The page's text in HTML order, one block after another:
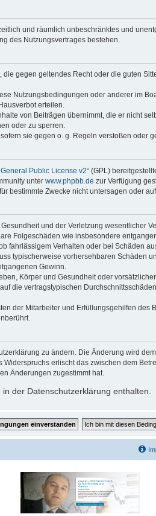
und räumlich unbeschränktes und
des Nutzungsvertrages bestehen.
gegen geltendes Recht oder die guten
Nutzungsbedingungen oder anderer im
erteilen.
von Beiträgen übernimmt, die er nicht
oder zu sperren.
sie gegen o. g. Regeln verstoßen oder
Public License v2“ (GPL)
unter www.phpbb.de zur Verfügung
bestimmte Zwecke nicht untersagen oder
und der Verletzung wesentlicher
Folgeschäden wie insbesondere
fahrlässigem Verhalten oder bei Schäden
typischerweise vorhersehbaren Schäden
Gewinn.
Körper und Gesundheit oder
die vertragstypischen
der Mitarbeiter und Erfüllungsgehilfen des
zu ändern. Die Änderung wird
erlischt das zwischen dem
Änderungen zugestimmt hat.
der Datenschutzerklärung enthalten.